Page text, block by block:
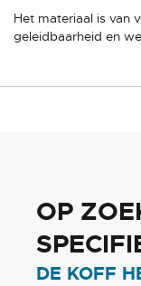
Het materiaal is van
geleidbaarheid en
OP
DE KOFF